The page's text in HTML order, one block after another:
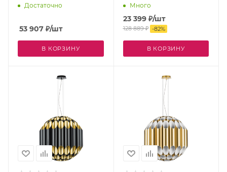
Достаточно
53 907 ₽/шт
В КОРЗИНУ
Много
23 399₽/шт
128 889₽ -82%
В КОРЗИНУ